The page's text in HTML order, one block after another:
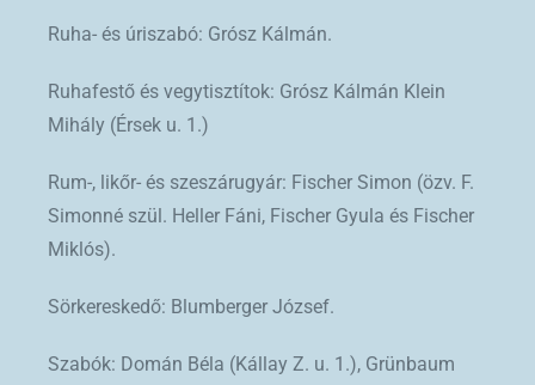
Ruha- és úriszabó: Grósz Kálmán.
Ruhafestő és vegytisztítok: Grósz Kálmán Klein
Mihály (Érsek u. 1.)
Rum-, likőr- és szeszárugyár: Fischer Simon (özv. F.
Simonné szül. Heller Fáni, Fischer Gyula és Fischer
Miklós).
Sörkereskedő: Blumberger József.
Szabók: Domán Béla (Kállay Z. u. 1.), Grünbaum